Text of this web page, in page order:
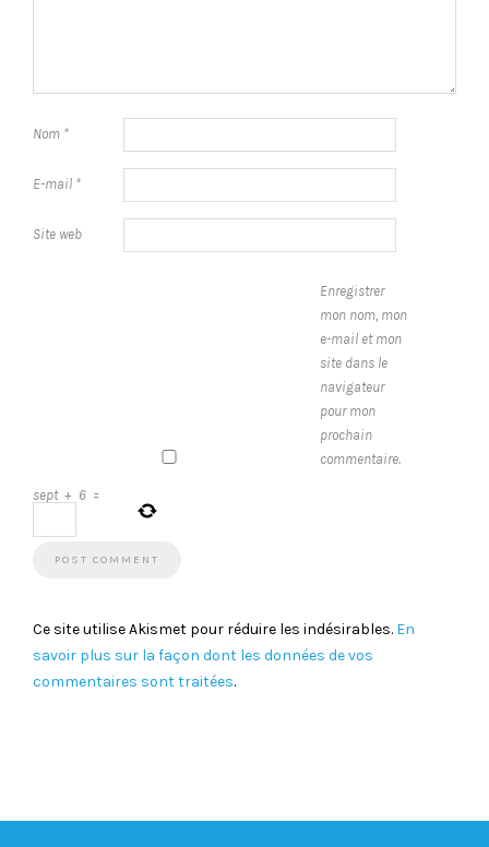
Nom *
E-mail *
Site web
Enregistrer
mon nom, mon
e-mail et mon
site dans le
navigateur
pour mon
prochain
commentaire.
sept + 6 =
Ce site utilise Akismet pour réduire les indésirables. En
savoir plus sur la façon dont les données de vos
commentaires sont traitées.